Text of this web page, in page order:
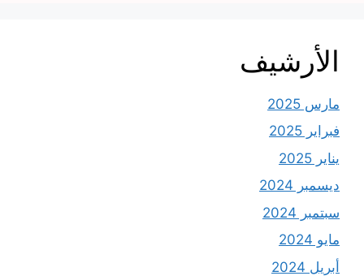
الأرشيف
مارس 2025
فبراير 2025
يناير 2025
ديسمبر 2024
سبتمبر 2024
مايو 2024
أبريل 2024